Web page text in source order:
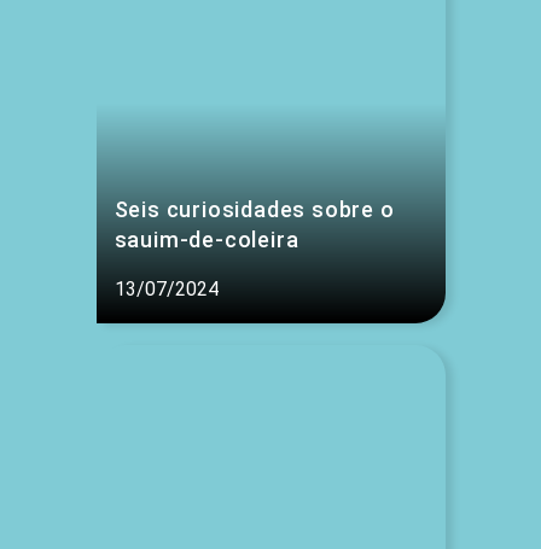
Seis curiosidades sobre o
sauim-de-coleira
13/07/2024